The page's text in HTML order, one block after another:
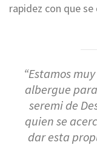
rapidez con que
“Estamos
albergue
seremi de
quien se
dar esta